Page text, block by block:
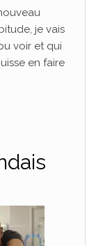
je vais
voir et qui
en faire